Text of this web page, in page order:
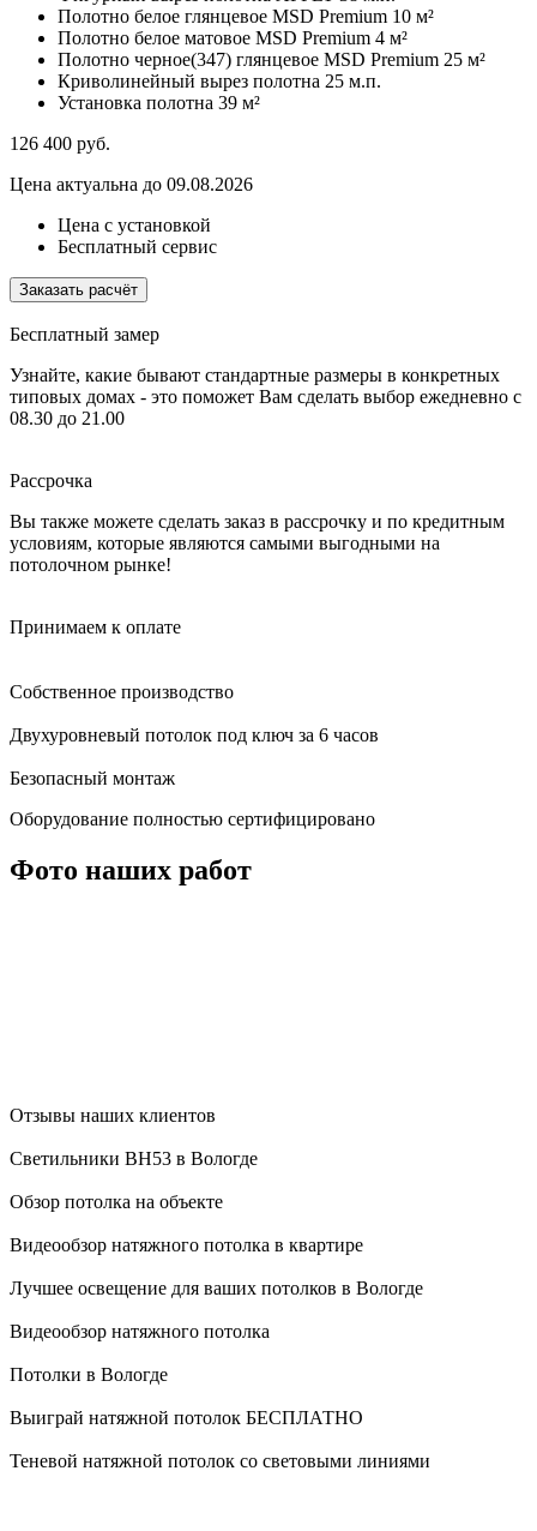
Полотно белое глянцевое MSD Premium 10 м²
Полотно белое матовое MSD Premium 4 м²
Полотно черное(347) глянцевое MSD Premium 25 м²
Криволинейный вырез полотна 25 м.п.
Установка полотна 39 м²
126 400 руб.
Цена актуальна до 09.08.2026
Цена с установкой
Бесплатный сервис
Заказать расчёт
Бесплатный замер
Узнайте, какие бывают стандартные размеры в конкретных
типовых домах - это поможет Вам сделать выбор ежедневно c
08.30 до 21.00
Рассрочка
Вы также можете сделать заказ в рассрочку и по кредитным
условиям, которые являются самыми выгодными на
потолочном рынке!
Принимаем к оплате
Собственное производство
Двухуровневый потолок под ключ за 6 часов
Безопасный монтаж
Оборудование полностью сертифицировано
Фото наших работ
Отзывы наших клиентов
Светильники BH53 в Вологде
Обзор потолка на объекте
Видеообзор натяжного потолка в квартире
Лучшее освещение для ваших потолков в Вологде
Видеообзор натяжного потолка
Потолки в Вологде
Выиграй натяжной потолок БЕСПЛАТНО
Теневой натяжной потолок со световыми линиями